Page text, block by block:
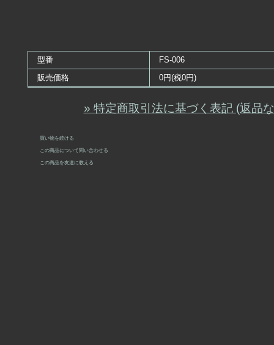
型番
FS-006
販売価格
0円(税0円)
» 特定商取引法に基づく表記 (返品
買い物を続ける
この商品について問い合わせる
この商品を友達に教える